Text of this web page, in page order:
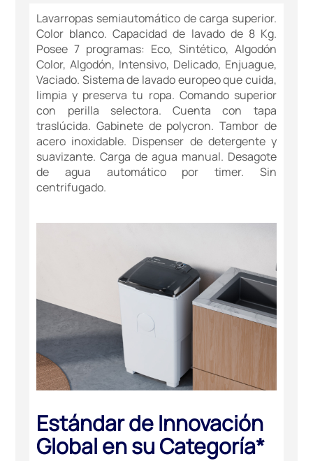
Lavarropas semiautomático de carga superior.
Color blanco. Capacidad de lavado de 8 Kg.
Posee 7 programas: Eco, Sintético, Algodón
Color, Algodón, Intensivo, Delicado, Enjuague,
Vaciado. Sistema de lavado europeo que cuida,
limpia y preserva tu ropa. Comando superior
con perilla selectora. Cuenta con tapa
traslúcida. Gabinete de polycron. Tambor de
acero inoxidable. Dispenser de detergente y
suavizante. Carga de agua manual. Desagote
de agua automático por timer. Sin
centrifugado.
Estándar de Innovación
Global en su Categoría*